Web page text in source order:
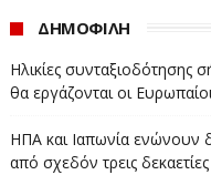
ΔΗΜΟΦΙΛΗ
Ηλικίες συνταξιοδότησης
θα εργάζονται οι
ΗΠΑ και Ιαπωνία ενώνουν
από σχεδόν τρεις